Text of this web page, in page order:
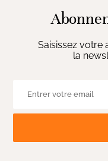
Saisissez votre
la